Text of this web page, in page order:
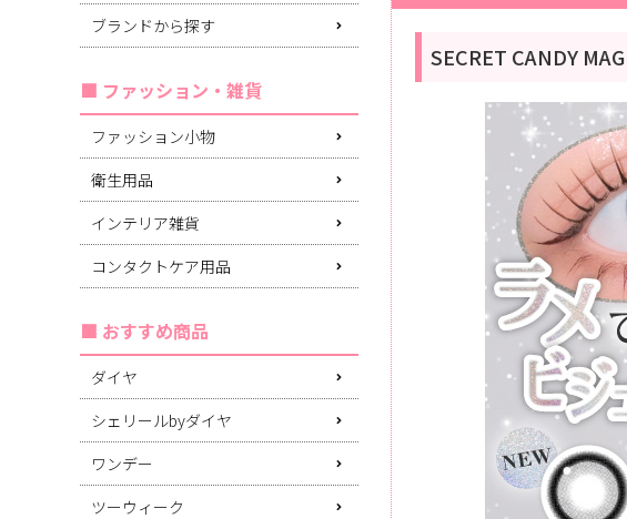
ブランドから探す
ファッション・雑貨
ファッション小物
衛生用品
インテリア雑貨
コンタクトケア用品
おすすめ商品
ダイヤ
シェリールbyダイヤ
ワンデー
ツーウィーク
SECRET CANDY